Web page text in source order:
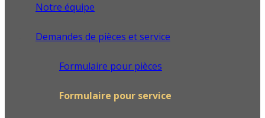
Notre équipe
Demandes de pièces et service
Formulaire pour pièces
Formulaire pour service